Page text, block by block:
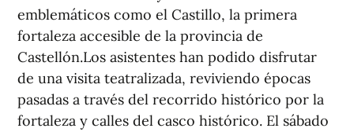
emblemáticos como el Castillo, la primera
fortaleza accesible de la provincia de
Castellón.Los asistentes han podido disfrutar
de una visita teatralizada, reviviendo épocas
pasadas a través del recorrido histórico por la
fortaleza y calles del casco histórico. El sábado